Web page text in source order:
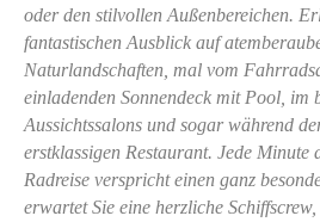
oder den stilvollen Außenbereichen.
fantastischen Ausblick auf
Naturlandschaften, mal vom
einladenden Sonnendeck mit Pool, im
Aussichtssalons und sogar während
erstklassigen Restaurant. Jede Minute
Radreise verspricht einen ganz
erwartet Sie eine herzliche